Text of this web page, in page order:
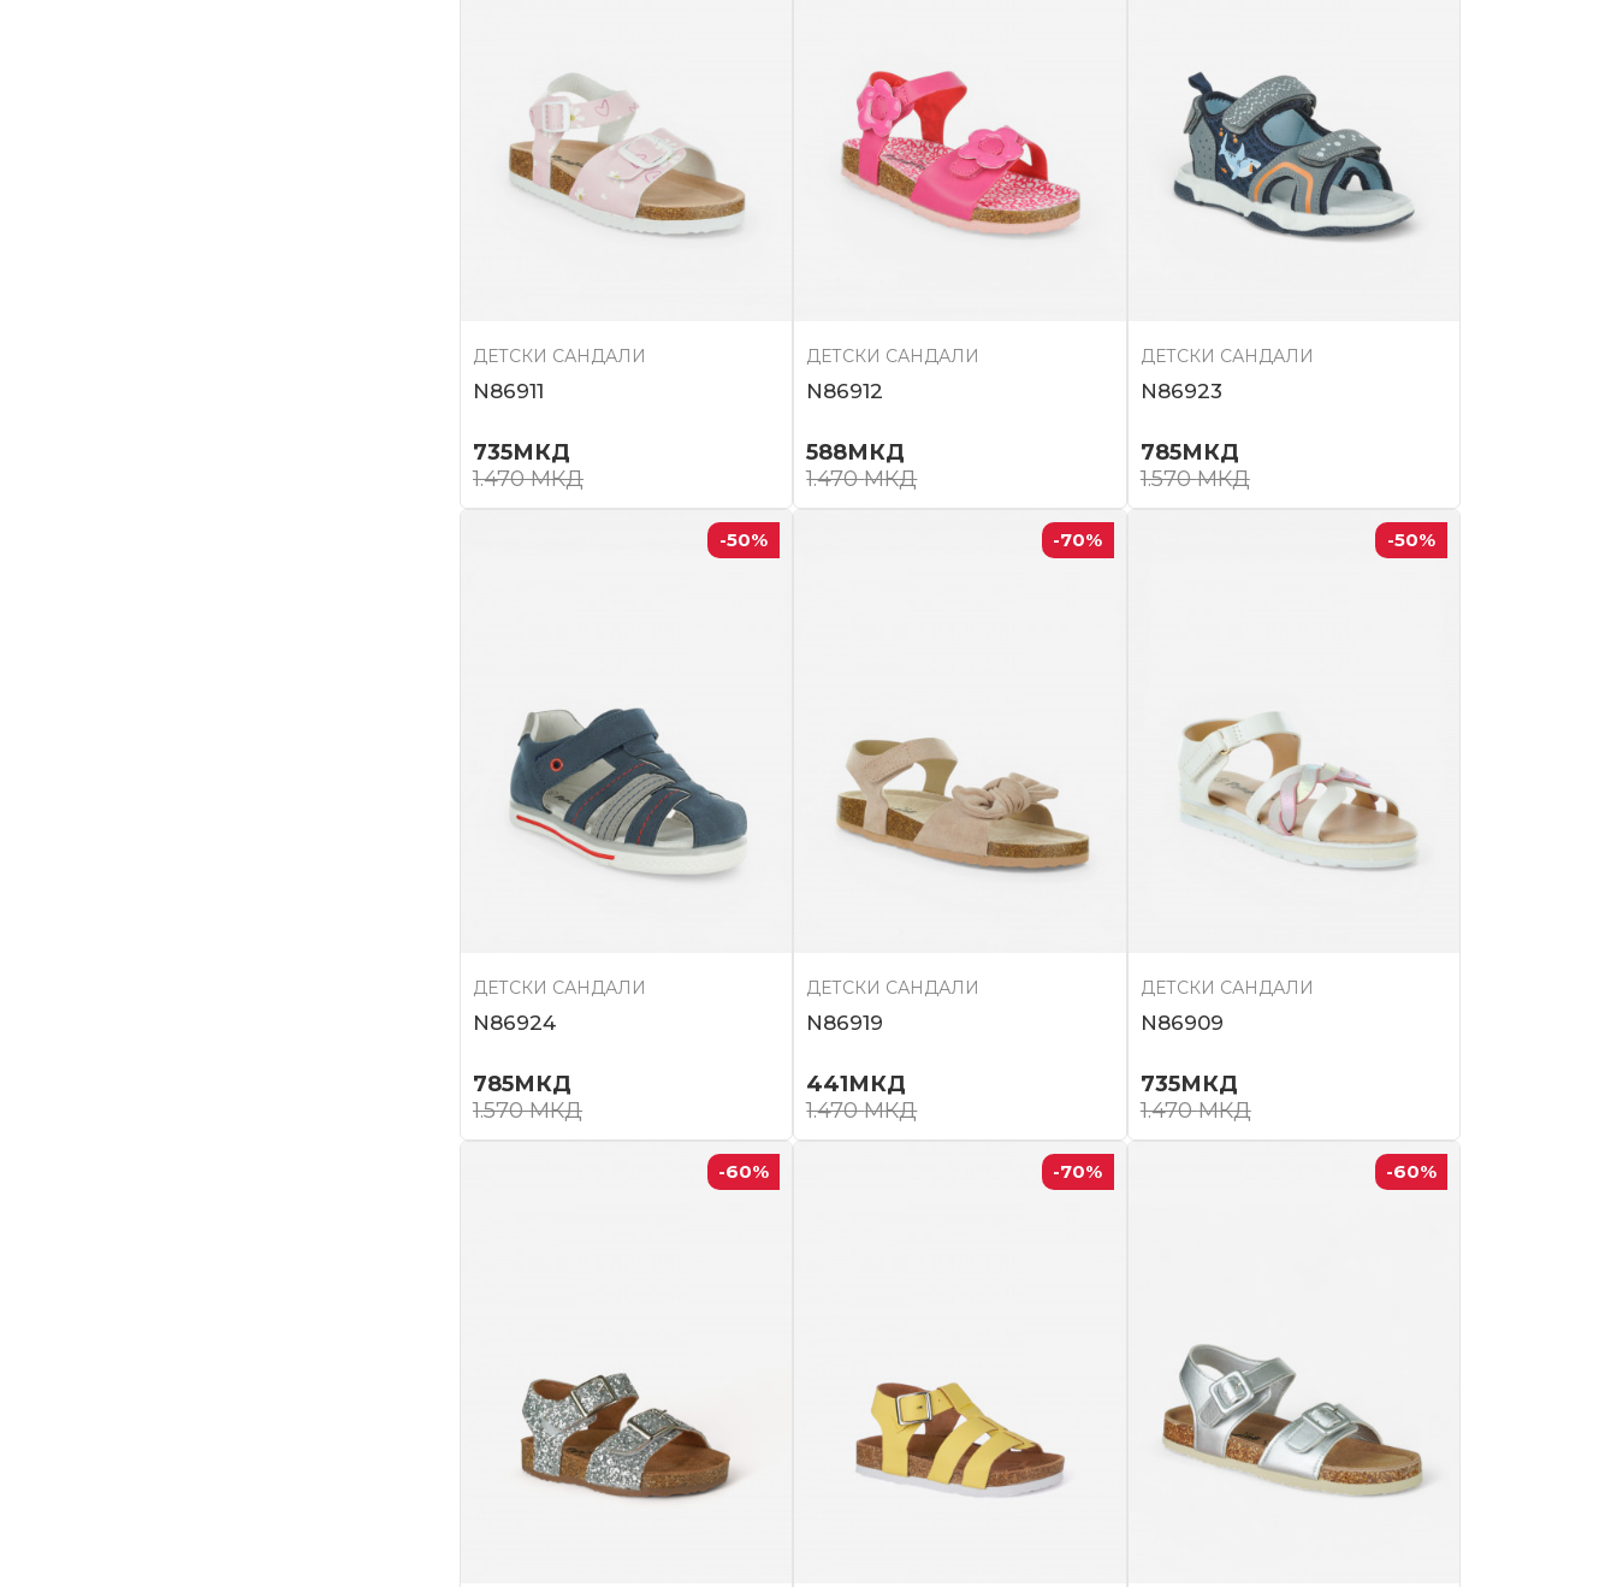
ДЕТСКИ САНДАЛИ
N86911
735МКД
1.470МКД
ДЕТСКИ САНДАЛИ
N86912
588МКД
1.470МКД
ДЕТСКИ САНДАЛИ
N86923
785МКД
1.570МКД
-50%
ДЕТСКИ САНДАЛИ
N86924
785МКД
1.570МКД
-70%
ДЕТСКИ САНДАЛИ
N86919
441МКД
1.470МКД
-50%
ДЕТСКИ САНДАЛИ
N86909
735МКД
1.470МКД
-60% -70% -60%